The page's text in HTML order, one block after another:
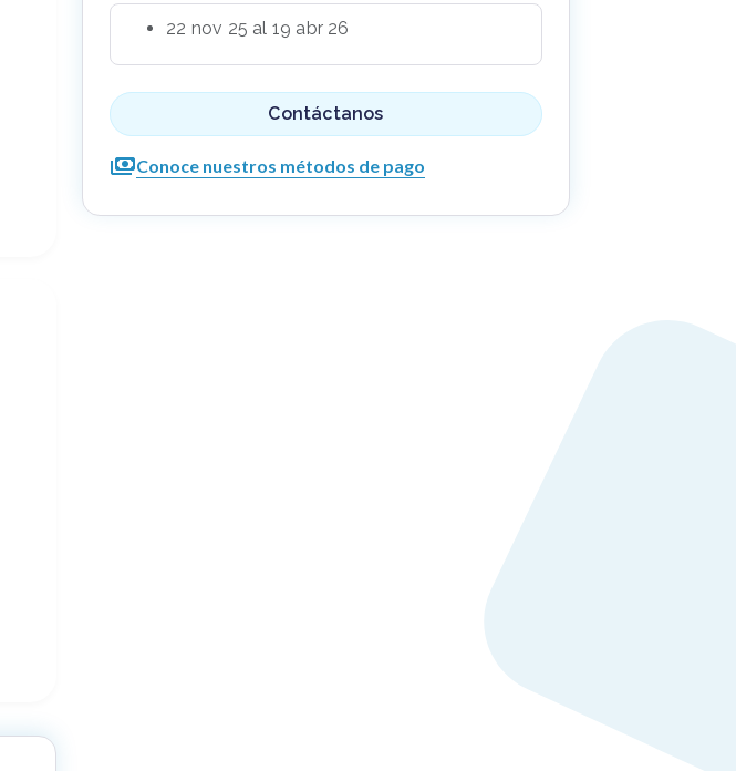
22 nov 25 al 19 abr 26
Contáctanos
Conoce nuestros métodos de pago